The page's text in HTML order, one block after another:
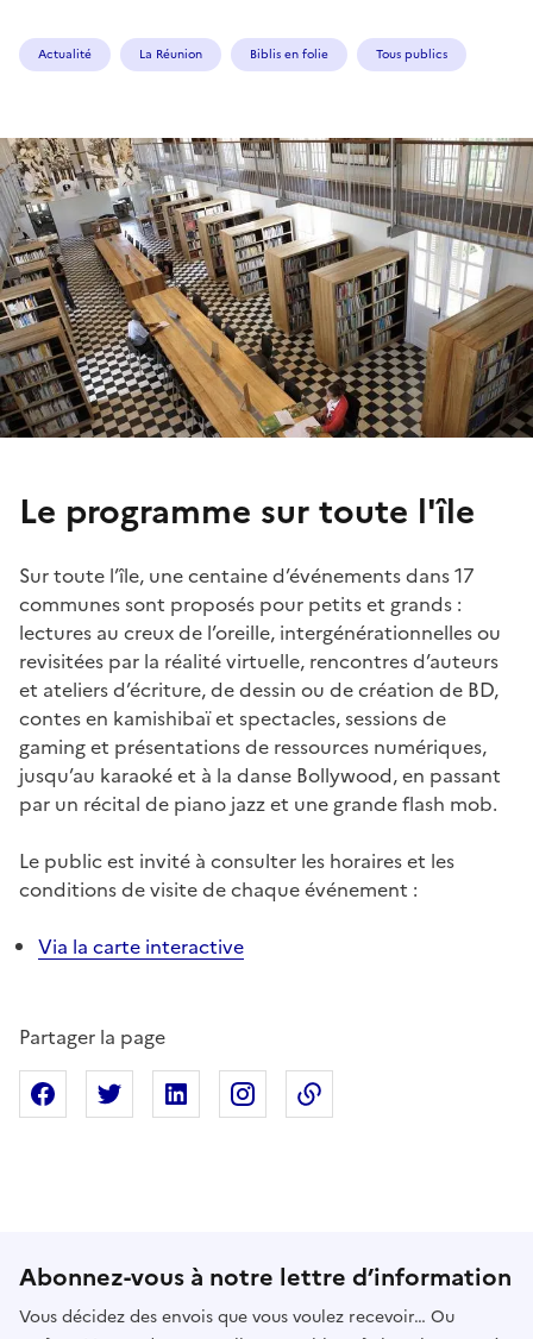
Actualité La Réunion Biblis en folie Tous publics
Le programme sur toute l'île
Sur toute l’île, une centaine d’événements dans 17
communes sont proposés pour petits et grands :
lectures au creux de l’oreille, intergénérationnelles ou
revisitées par la réalité virtuelle, rencontres d’auteurs
et ateliers d’écriture, de dessin ou de création de BD,
contes en kamishibaï et spectacles, sessions de
gaming et présentations de ressources numériques,
jusqu’au karaoké et à la danse Bollywood, en passant
par un récital de piano jazz et une grande flash mob.
Le public est invité à consulter les horaires et les
conditions de visite de chaque événement :
Via la carte interactive
Partager la page
Partager sur Facebook
Partager sur XPartager sur Linkedin
Partager sur Instagram
Abonnez-vous à notre lettre d’information
Vous décidez des envois que vous voulez recevoir… Ou